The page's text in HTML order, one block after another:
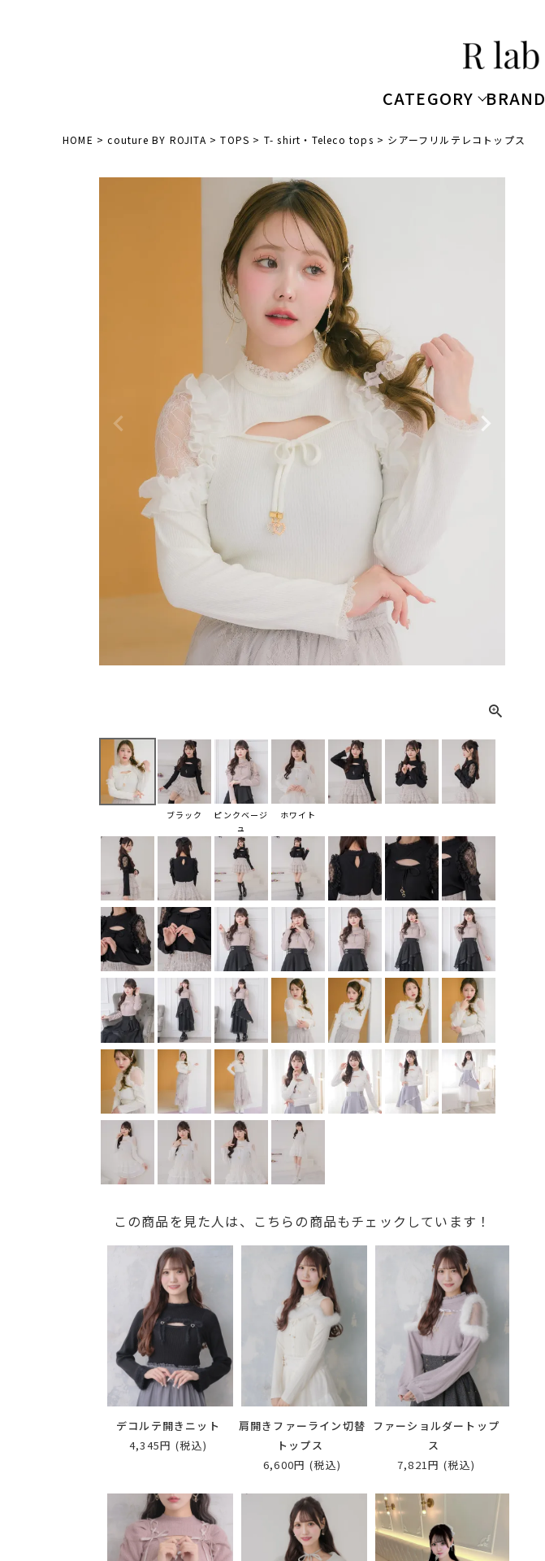
CATEGORY BRAND
HOME couture BY ROJITA TOPS T- shirt・Teleco tops シアーフリルテレコトップス
ブラック
ピンクベージ
ュ
ホワイト
この商品を見た人は、こちらの商品もチェックしています！
デコルテ開きニット
4,345円 (税込)
肩開きファーライン切替
トップス
6,600円 (税込)
ファーショルダートップ
ス
7,821円 (税込)